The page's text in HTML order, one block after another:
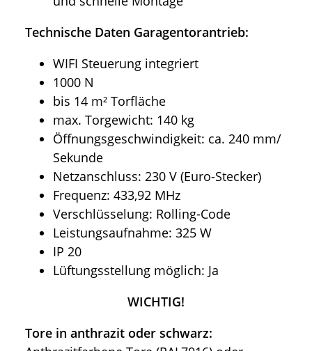
Technische Daten Garagentorantrieb:
WIFI Steuerung integriert
1000 N
bis 14 m² Torfläche
max. Torgewicht: 140 kg
Öffnungsgeschwindigkeit: ca. 240 mm/
Sekunde
Netzanschluss: 230 V (Euro-Stecker)
Frequenz: 433,92 MHz
Verschlüsselung: Rolling-Code
Leistungsaufnahme: 325 W
IP 20
Lüftungsstellung möglich: Ja
WICHTIG!
Tore in anthrazit oder schwarz: